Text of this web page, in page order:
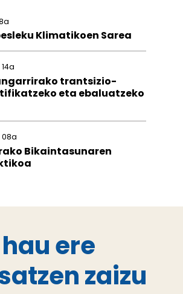
Klimatikoen Sarea
trantsizio-
eta ebaluatzeko
Bikaintasunaren
ere
zaizu